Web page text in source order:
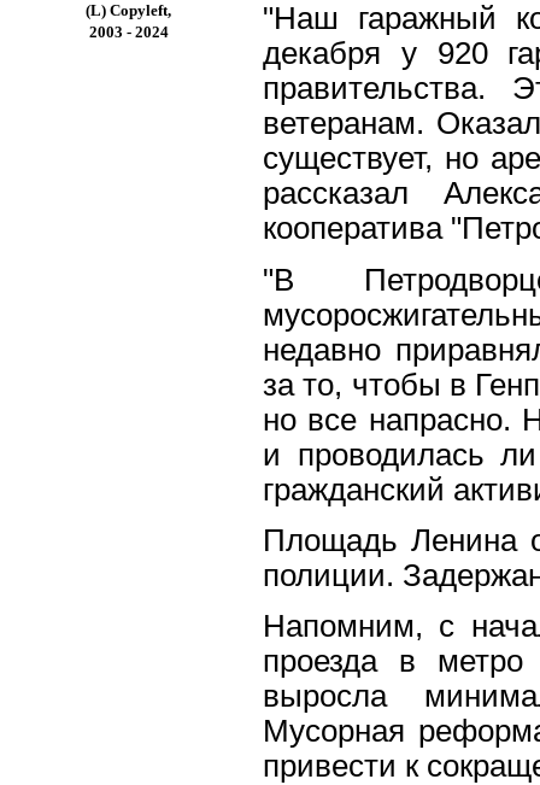
(L) Copyleft,
2003 - 2024
"Наш гаражный
декабря у 920
правительства.
ветеранам.
существует, но
рассказал
кооператива
"В
недавно
за то, чтобы в
но все напрасно.
и проводилась ли
гражданский
Площадь Ленина
полиции.
Напомним, с
проезда в
выросла
Мусорная
привести к